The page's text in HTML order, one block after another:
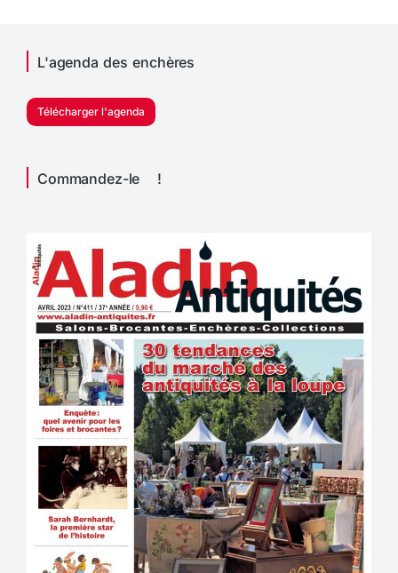
L'agenda des enchères
Télécharger l'agenda
Commandez-le !